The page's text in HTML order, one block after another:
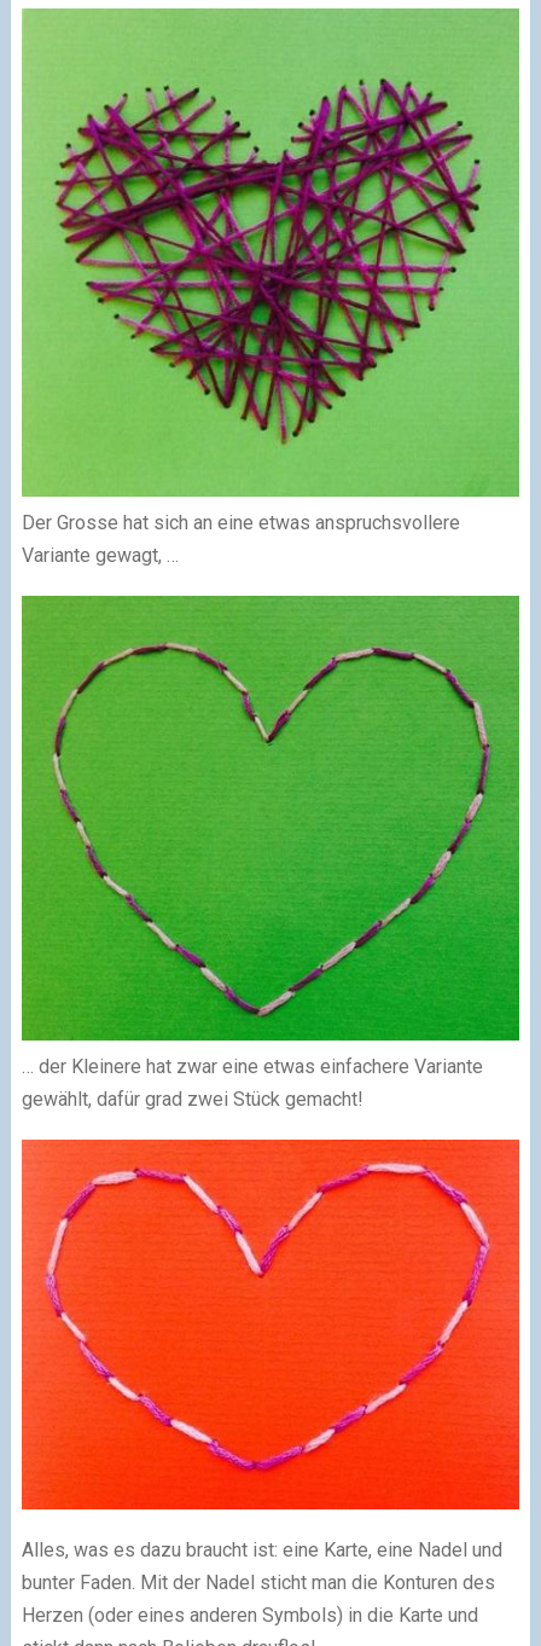
Der Grosse hat sich an eine etwas anspruchsvollere
Variante gewagt, …
… der Kleinere hat zwar eine etwas einfachere Variante
gewählt, dafür grad zwei Stück gemacht!
Alles, was es dazu braucht ist: eine Karte, eine Nadel und
bunter Faden. Mit der Nadel sticht man die Konturen des
Herzen (oder eines anderen Symbols) in die Karte und